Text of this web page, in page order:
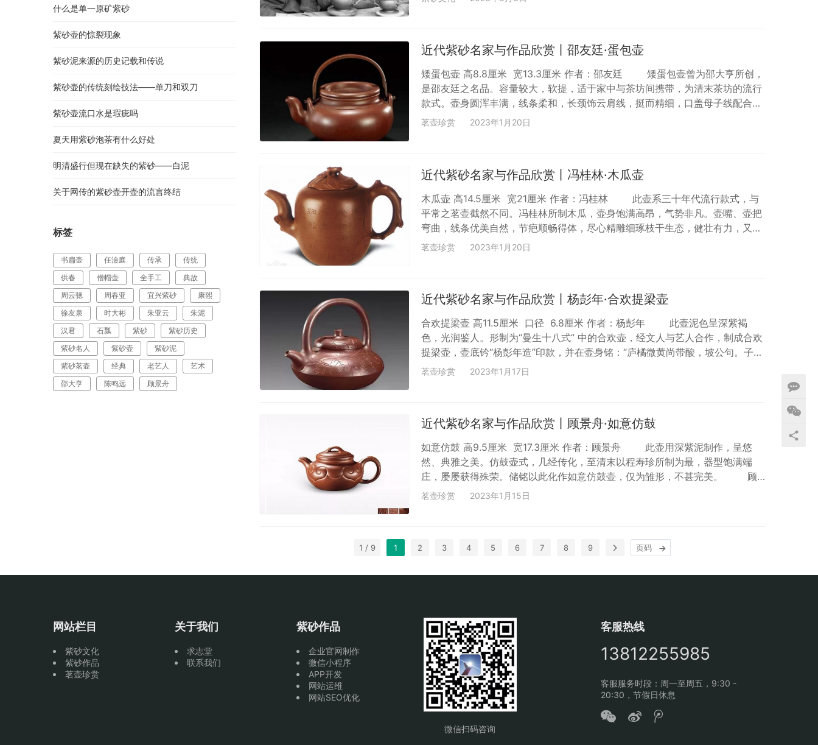
近代紫砂名家与作品欣赏丨邵友廷·蛋包壶
矮蛋包壶 高8.8厘米 宽13.3厘米 作者：邵友廷 矮蛋包壶曾为邵大亨所创，
是邵友廷之名品。容量较大，软提，适于家中与茶坊间携带，为清末茶坊的流行
款式。壶身圆浑丰满，线条柔和，长颈饰云肩线，挺而精细，口盖母子线配合，
稳如天压地。盖内钤“友廷”二字楷书椭圆章。罐钵之盖式，用手抓开启冲泡茶
茗壶珍赏 2023年1月20日
近代紫砂名家与作品欣赏丨冯桂林·木瓜壶
木瓜壶 高14.5厘米 宽21厘米 作者：冯桂林 此壶系三十年代流行款式，与
平常之茗壶截然不同。冯桂林所制木瓜，壶身饱满高昂，气势非凡。壶嘴、壶把
弯曲，线条优美自然，节疤顺畅得体，尽心精雕细琢枝干生态，健壮有力，又不
失实用。重叠木瓜叶形为壶盖，一小枝干作壶钮，触觉舒服，品玩味足，与光润
茗壶珍赏 2023年1月20日
近代紫砂名家与作品欣赏丨杨彭年·合欢提梁壶
合欢提梁壶 高11.5厘米 口径 6.8厘米 作者：杨彭年 此壶泥色呈深紫褐
色，光润鉴人。形制为“曼生十八式” 中的合欢壶，经文人与艺人合作，制成合欢
提梁壶，壶底钤“杨彭年造”印款，并在壶身铭：“庐橘微黄尚带酸，坡公句。子
繁。”子繁与翟子冶常在紫砂壶上唱合，传世作品可佐证。 此壶应该是嘉庆
茗壶珍赏 2023年1月17日
近代紫砂名家与作品欣赏丨顾景舟·如意仿鼓
如意仿鼓 ​高9.5厘米 宽17.3厘米 作者：顾景舟 此壶用深紫泥制作，呈悠
然、典雅之美。仿鼓壶式，几经传化，至清末以程寿珍所制为最，器型饱满端
庄，屡屡获得殊荣。储铭以此化作如意仿鼓壶，仅为雏形，不甚完美。 顾
景舟与五十年代亦曾作此壶式，1989年又重新制作如意仿鼓壶，在传统仿鼓扁壶
茗壶珍赏 2023年1月15日
1 / 9 1 2 3 4 5 6 7 8 9
什么是单一原矿紫砂
紫砂壶的惊裂现象
紫砂泥来源的历史记载和传说
紫砂壶的传统刻绘技法——单刀和双刀
紫砂壶流口水是瑕疵吗
夏天用紫砂泡茶有什么好处
明清盛行但现在缺失的紫砂——白泥
关于网传的紫砂壶开壶的流言终结
标签
书扁壶 任淦庭 传承
传统
供春
僧帽壶 全手工
典故
周云骢
周春亚 宜兴紫砂
康熙
徐友泉
时大彬 朱亚云
朱泥
汉君
石瓢 紫砂
紫砂历史
紫砂名人
紫砂壶
紫砂泥
紫砂茗壶
经典 老艺人
艺术
邵大亨
陈鸣远 顾景舟
网站栏目
紫砂文化
紫砂作品
茗壶珍赏
关于我们
求志堂
联系我们
紫砂作品
企业官网制作
微信小程序
APP开发
网站运维
网站SEO优化
微信扫码咨询
客服热线
13812255985
客服服务时段：周一至周五，9:30 -
20:30，节假日休息